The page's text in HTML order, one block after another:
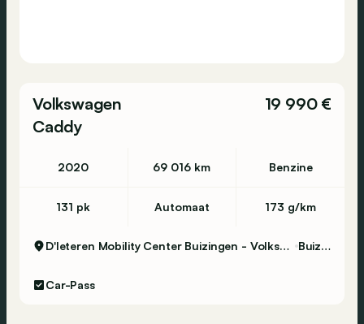
Volkswagen
Caddy
19 990 €
2020 69 016 km Benzine
131 pk Automaat 173 g/km
D'Ieteren Mobility Center Buizingen - Volkswagen & Commercial Vehicles Buizingen
Car-Pass